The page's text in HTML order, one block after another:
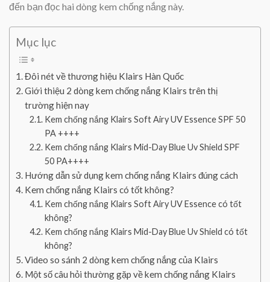
đến bạn đọc hai dòng kem chống nắng này.
Mục lục
Đôi nét về thương hiệu Klairs Hàn Quốc
Giới thiệu 2 dòng kem chống nắng Klairs trên thị
trường hiện nay
Kem chống nắng Klairs Soft Airy UV Essence SPF 50
PA ++++
Kem chống nắng Klairs Mid-Day Blue Uv Shield SPF
50 PA++++
Hướng dẫn sử dụng kem chống nắng Klairs đúng cách
Kem chống nắng Klairs có tốt không?
Kem chống nắng Klairs Soft Airy UV Essence có tốt
không?
Kem chống nắng Klairs Mid-Day Blue Uv Shield có tốt
không?
Video so sánh 2 dòng kem chống nắng của Klairs
Một số câu hỏi thường gặp về kem chống nắng Klairs